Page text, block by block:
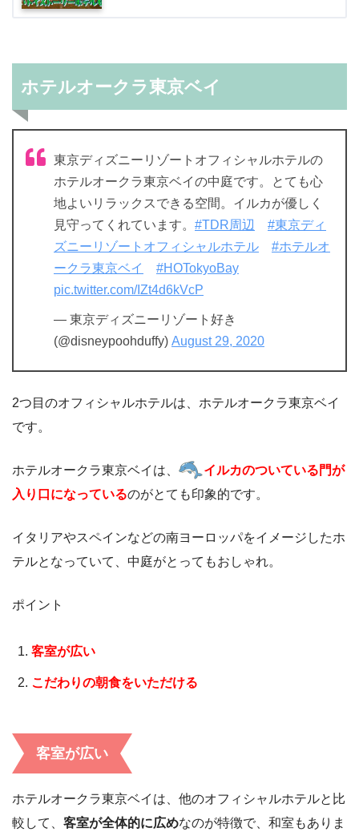
ホテルオークラ東京ベイ
東京ディズニーリゾートオフィシャルホテルの
ホテルオークラ東京ベイの中庭です。とても心
地よいリラックスできる空間。イルカが優しく
見守ってくれています。 #TDR周辺
#東京ディ
ズニーリゾートオフィシャルホテル
#ホテルオ
ークラ東京ベイ
#HOTokyoBay
pic.twitter.com/IZt4d6kVcP
— 東京ディズニーリゾート好き
(@disneypoohduffy) August 29, 2020
2つ目のオフィシャルホテルは、ホテルオークラ東京ベイ
です。
ホテルオークラ東京ベイは、
イルカのついている門が
入り口になっているのがとても印象的です。
イタリアやスペインなどの南ヨーロッパをイメージしたホ
テルとなっていて、中庭がとってもおしゃれ。
ポイント
客室が広い
こだわりの朝食をいただける
客室が広い
ホテルオークラ東京ベイは、他のオフィシャルホテルと比
較して、 客室が全体的に広めなのが特徴で、和室もありま